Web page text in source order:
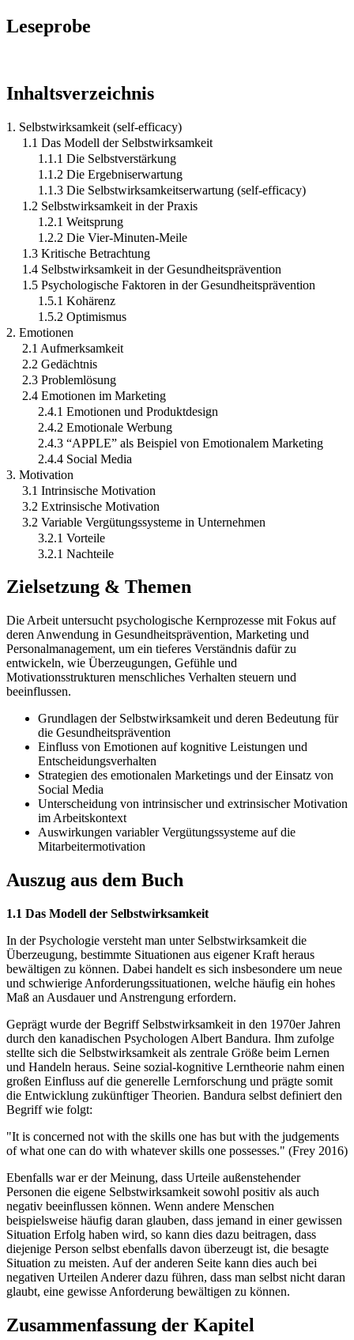
Leseprobe
Inhaltsverzeichnis
1. Selbstwirksamkeit (self-efficacy)
1.1 Das Modell der Selbstwirksamkeit
1.1.1 Die Selbstverstärkung
1.1.2 Die Ergebniserwartung
1.1.3 Die Selbstwirksamkeitserwartung (self-efficacy)
1.2 Selbstwirksamkeit in der Praxis
1.2.1 Weitsprung
1.2.2 Die Vier-Minuten-Meile
1.3 Kritische Betrachtung
1.4 Selbstwirksamkeit in der Gesundheitsprävention
1.5 Psychologische Faktoren in der Gesundheitsprävention
1.5.1 Kohärenz
1.5.2 Optimismus
2. Emotionen
2.1 Aufmerksamkeit
2.2 Gedächtnis
2.3 Problemlösung
2.4 Emotionen im Marketing
2.4.1 Emotionen und Produktdesign
2.4.2 Emotionale Werbung
2.4.3 “APPLE” als Beispiel von Emotionalem Marketing
2.4.4 Social Media
3. Motivation
3.1 Intrinsische Motivation
3.2 Extrinsische Motivation
3.2 Variable Vergütungssysteme in Unternehmen
3.2.1 Vorteile
3.2.1 Nachteile
Zielsetzung & Themen
Die Arbeit untersucht psychologische Kernprozesse mit Fokus auf
deren Anwendung in Gesundheitsprävention, Marketing und
Personalmanagement, um ein tieferes Verständnis dafür zu
entwickeln, wie Überzeugungen, Gefühle und
Motivationsstrukturen menschliches Verhalten steuern und
beeinflussen.
Grundlagen der Selbstwirksamkeit und deren Bedeutung für
die Gesundheitsprävention
Einfluss von Emotionen auf kognitive Leistungen und
Entscheidungsverhalten
Strategien des emotionalen Marketings und der Einsatz von
Social Media
Unterscheidung von intrinsischer und extrinsischer Motivation
im Arbeitskontext
Auswirkungen variabler Vergütungssysteme auf die
Mitarbeitermotivation
Auszug aus dem Buch
1.1 Das Modell der Selbstwirksamkeit
In der Psychologie versteht man unter Selbstwirksamkeit die
Überzeugung, bestimmte Situationen aus eigener Kraft heraus
bewältigen zu können. Dabei handelt es sich insbesondere um neue
und schwierige Anforderungssituationen, welche häufig ein hohes
Maß an Ausdauer und Anstrengung erfordern.
Geprägt wurde der Begriff Selbstwirksamkeit in den 1970er Jahren
durch den kanadischen Psychologen Albert Bandura. Ihm zufolge
stellte sich die Selbstwirksamkeit als zentrale Größe beim Lernen
und Handeln heraus. Seine sozial-kognitive Lerntheorie nahm einen
großen Einfluss auf die generelle Lernforschung und prägte somit
die Entwicklung zukünftiger Theorien. Bandura selbst definiert den
Begriff wie folgt:
"It is concerned not with the skills one has but with the judgements
of what one can do with whatever skills one possesses." (Frey 2016)
Ebenfalls war er der Meinung, dass Urteile außenstehender
Personen die eigene Selbstwirksamkeit sowohl positiv als auch
negativ beeinflussen können. Wenn andere Menschen
beispielsweise häufig daran glauben, dass jemand in einer gewissen
Situation Erfolg haben wird, so kann dies dazu beitragen, dass
diejenige Person selbst ebenfalls davon überzeugt ist, die besagte
Situation zu meisten. Auf der anderen Seite kann dies auch bei
negativen Urteilen Anderer dazu führen, dass man selbst nicht daran
glaubt, eine gewisse Anforderung bewältigen zu können.
Zusammenfassung der Kapitel